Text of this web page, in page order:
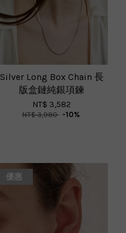
Silver Long Box Chain 長
版盒鏈純銀項鍊
NT$ 3,582
NT$ 3,980 -10%
優惠